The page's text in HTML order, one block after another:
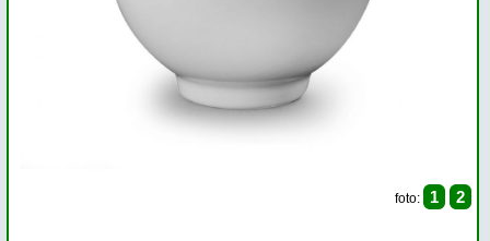
foto: 1 2